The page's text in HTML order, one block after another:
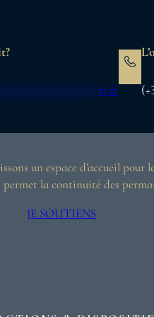
ts.fr
un espace d’accueil pour
la continuité des
JE SOUTIENS